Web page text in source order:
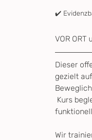
✔️
VOR ORT
Dieser
gezielt
Kurs
Wir